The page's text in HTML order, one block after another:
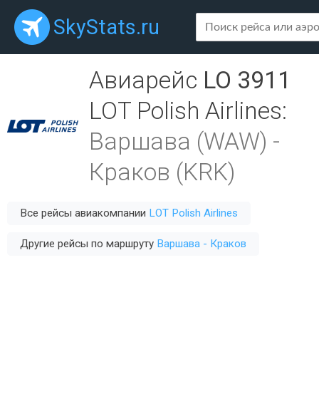
SkyStats.ru
Авиарейс LO 3911
LOT Polish Airlines:
Варшава (WAW) -
Краков (KRK)
Все рейсы авиакомпании LOT Polish Airlines
Другие рейсы по маршруту Варшава - Краков